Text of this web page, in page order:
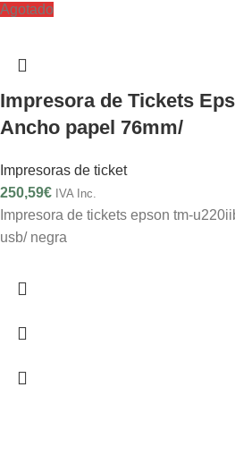
Agotado
Impresora de Tickets
Ancho papel 76mm/
Impresoras de ticket
250,59€ IVA Inc.
Impresora de tickets epson tm-
usb/ negra